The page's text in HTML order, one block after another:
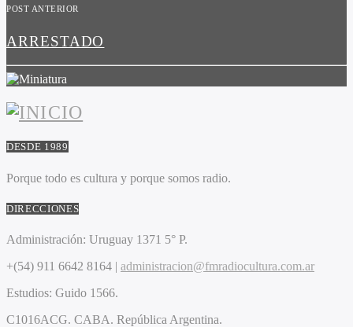
POST ANTERIOR
ARRESTADO
DESDE 1989
Porque todo es cultura y porque somos radio.
DIRECCIONES
Administración: Uruguay 1371 5° P.
+(54) 911 6642 8164 | administracion@fmradiocultura.com.ar
Estudios: Guido 1566.
C1016ACG. CABA. República Argentina.